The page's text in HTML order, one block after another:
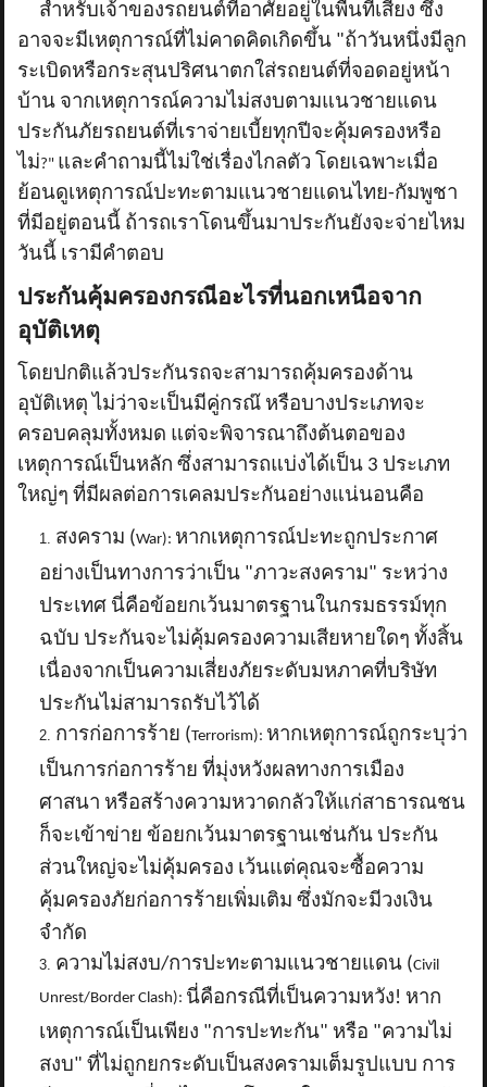
สำหรับเจ้าของรถยนต์ที่อาศัยอยู่ในพื้นที่เสี่ยง ซึ่ง
อาจจะมีเหตุการณ์ที่ไม่คาดคิดเกิดขึ้น "ถ้าวันหนึ่งมีลูก
ระเบิดหรือกระสุนปริศนาตกใส่รถยนต์ที่จอดอยู่หน้า
บ้าน จากเหตุการณ์ความไม่สงบตามแนวชายแดน
ประกันภัยรถยนต์ที่เราจ่ายเบี้ยทุกปีจะคุ้มครองหรือ
ไม่?" และคำถามนี้ไม่ใช่เรื่องไกลตัว โดยเฉพาะเมื่อ
ย้อนดูเหตุการณ์ปะทะตามแนวชายแดนไทย-กัมพูชา
ที่มีอยู่ตอนนี้ ถ้ารถเราโดนขึ้นมาประกันยังจะจ่ายไหม
วันนี้ เรามีคำตอบ
ประกันคุ้มครองกรณีอะไรที่นอกเหนือจาก
อุบัติเหตุ
โดยปกติแล้วประกันรถจะสามารถคุ้มครองด้าน
อุบัติเหตุ ไม่ว่าจะเป็นมีคู่กรณ๊ หรือบางประเภทจะ
ครอบคลุมทั้งหมด แต่จะพิจารณาถึงต้นตอของ
เหตุการณ์เป็นหลัก ซึ่งสามารถแบ่งได้เป็น 3 ประเภท
ใหญ่ๆ ที่มีผลต่อการเคลมประกันอย่างแน่นอนคือ
สงคราม (War): หากเหตุการณ์ปะทะถูกประกาศ
อย่างเป็นทางการว่าเป็น "ภาวะสงคราม" ระหว่าง
ประเทศ นี่คือข้อยกเว้นมาตรฐานในกรมธรรม์ทุก
ฉบับ ประกันจะไม่คุ้มครองความเสียหายใดๆ ทั้งสิ้น
เนื่องจากเป็นความเสี่ยงภัยระดับมหภาคที่บริษัท
ประกันไม่สามารถรับไว้ได้
การก่อการร้าย (Terrorism): หากเหตุการณ์ถูกระบุว่า
เป็นการก่อการร้าย ที่มุ่งหวังผลทางการเมือง
ศาสนา หรือสร้างความหวาดกลัวให้แก่สาธารณชน
ก็จะเข้าข่าย ข้อยกเว้นมาตรฐานเช่นกัน ประกัน
ส่วนใหญ่จะไม่คุ้มครอง เว้นแต่คุณจะซื้อความ
คุ้มครองภัยก่อการร้ายเพิ่มเติม ซึ่งมักจะมีวงเงิน
จำกัด
ความไม่สงบ/การปะทะตามแนวชายแดน (Civil
Unrest/Border Clash): นี่คือกรณีที่เป็นความหวัง! หาก
เหตุการณ์เป็นเพียง "การปะทะกัน" หรือ "ความไม่
สงบ" ที่ไม่ถูกยกระดับเป็นสงครามเต็มรูปแบบ การ